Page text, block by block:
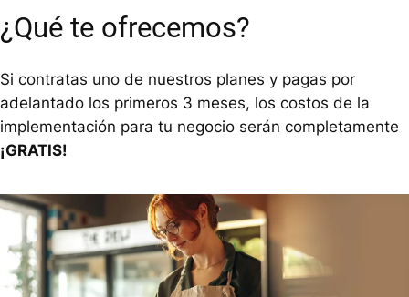
¿Qué te ofrecemos?
Si contratas uno de nuestros planes y pagas por
adelantado los primeros 3 meses, los costos de la
implementación para tu negocio serán completamente
¡GRATIS!